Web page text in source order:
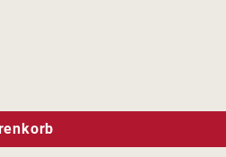
um die Anzahl